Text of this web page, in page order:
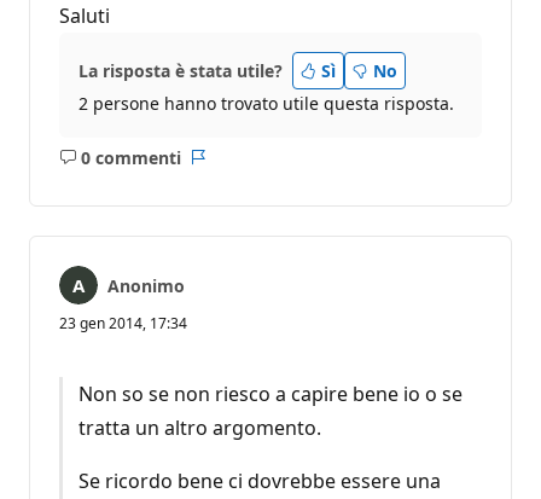
Saluti
La risposta è stata utile? Sì
No
2 persone hanno trovato utile questa risposta.
0 commenti
Nessun
Anonimo
23 gen 2014, 17:34
Non so se non riesco a capire bene io o se
tratta un altro argomento.
Se ricordo bene ci dovrebbe essere una